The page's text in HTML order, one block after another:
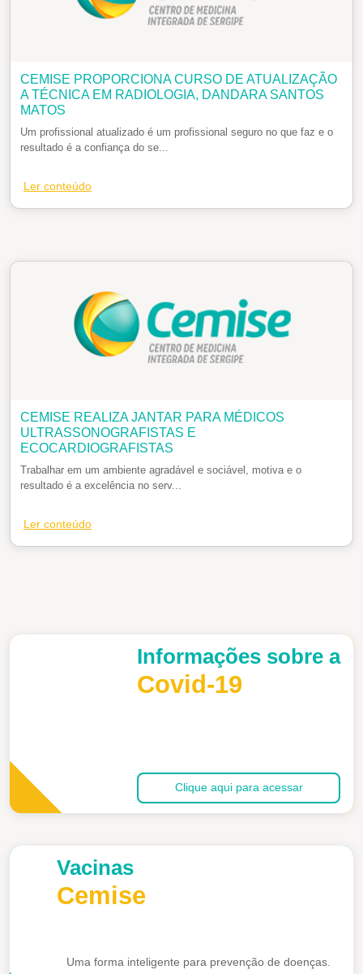
CEMISE PROPORCIONA CURSO DE ATUALIZAÇÃO
A TÉCNICA EM RADIOLOGIA, DANDARA SANTOS
MATOS
Um profissional atualizado é um profissional seguro no que faz e o
resultado é a confiança do se...
Ler conteúdo
CEMISE REALIZA JANTAR PARA MÉDICOS
ULTRASSONOGRAFISTAS E
ECOCARDIOGRAFISTAS
Trabalhar em um ambiente agradável e sociável, motiva e o
resultado é a excelência no serv...
Ler conteúdo
Informações sobre a
Covid-19
Clique aqui para acessar
Vacinas
Cemise
Uma forma inteligente para prevenção de doenças.